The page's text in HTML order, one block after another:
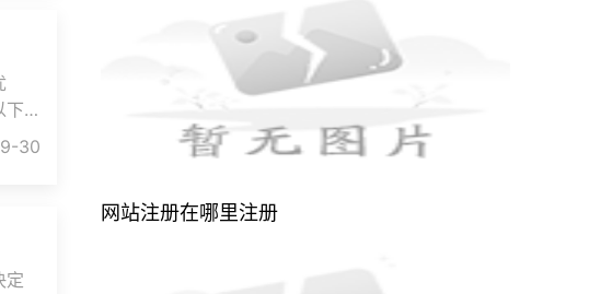
下
30
定
网站注册在哪里注册